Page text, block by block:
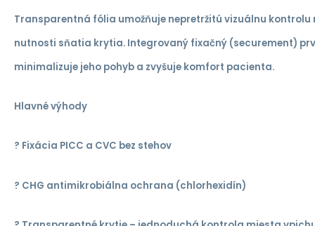
Transparentná fólia umožňuje nepretržitú vizuálnu kontrolu
nutnosti sňatia krytia. Integrovaný fixačný (securement)
minimalizuje jeho pohyb a zvyšuje komfort pacienta.
Hlavné výhody
? Fixácia PICC a CVC bez stehov
? CHG antimikrobiálna ochrana (chlorhexidín)